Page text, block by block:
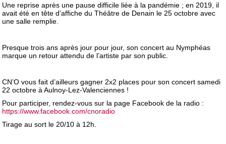
Une reprise après une pause difficile liée à la pandémie ; en 2019, il
avait été en tête d’affiche du Théâtre de Denain le 25 octobre avec
une salle remplie.
Presque trois ans après jour pour jour, son concert au Nymphéas
marque un retour attendu de l’artiste par son public.
CN’O vous fait d’ailleurs gagner 2x2 places pour son concert samedi
22 octobre à Aulnoy-Lez-Valenciennes !
Pour participer, rendez-vous sur la page Facebook de la radio :
https://www.facebook.com/cnoradio
Tirage au sort le 20/10 à 12h.